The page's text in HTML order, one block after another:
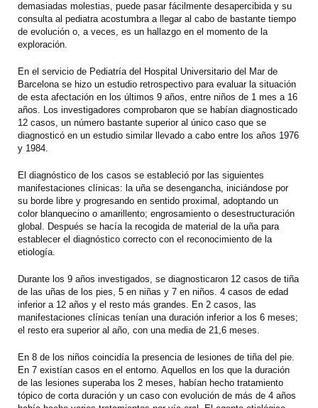
demasiadas molestias, puede pasar fácilmente desapercibida y su
consulta al pediatra acostumbra a llegar al cabo de bastante tiempo
de evolución o, a veces, es un hallazgo en el momento de la
exploración.
En el servicio de Pediatría del Hospital Universitario del Mar de
Barcelona se hizo un estudio retrospectivo para evaluar la situación
de esta afectación en los últimos 9 años, entre niños de 1 mes a 16
años. Los investigadores comprobaron que se habían diagnosticado
12 casos, un número bastante superior al único caso que se
diagnosticó en un estudio similar llevado a cabo entre los años 1976
y 1984.
El diagnóstico de los casos se estableció por las siguientes
manifestaciones clínicas: la uña se desengancha, iniciándose por
su borde libre y progresando en sentido proximal, adoptando un
color blanquecino o amarillento; engrosamiento o desestructuración
global. Después se hacía la recogida de material de la uña para
establecer el diagnóstico correcto con el reconocimiento de la
etiología.
Durante los 9 años investigados, se diagnosticaron 12 casos de tiña
de las uñas de los pies, 5 en niñas y 7 en niños. 4 casos de edad
inferior a 12 años y el resto más grandes. En 2 casos, las
manifestaciones clínicas tenían una duración inferior a los 6 meses;
el resto era superior al año, con una media de 21,6 meses.
En 8 de los niños coincidía la presencia de lesiones de tiña del pie.
En 7 existían casos en el entorno. Aquellos en los que la duración
de las lesiones superaba los 2 meses, habían hecho tratamiento
tópico de corta duración y un caso con evolución de más de 4 años